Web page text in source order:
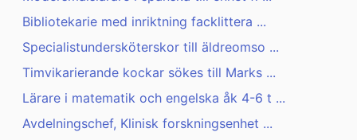
Bibliotekarie med inriktning facklittera ...
Specialistundersköterskor till äldreomso ...
Timvikarierande kockar sökes till Marks ...
Lärare i matematik och engelska åk 4-6 t ...
Avdelningschef, Klinisk forskningsenhet ...